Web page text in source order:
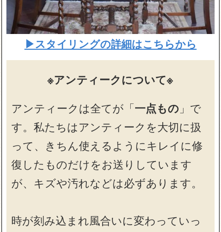
▶スタイリングの詳細はこちらから
※アンティークについて※
アンティークは全てが「一点もの 」で
す。私たちはアンティークを大切に扱
って、きちん使えるようにキレイに修
復したものだけをお送りしています
が、キズや汚れなどは必ずあります。
時が刻み込まれ風合いに変わっていっ